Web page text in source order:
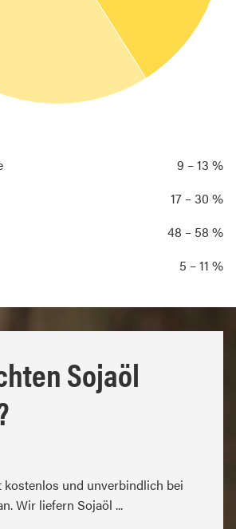
9 – 13 %
17 – 30 %
48 – 58 %
5 – 11 %
Sojaöl
kostenlos und unverbindlich bei
Wir liefern Sojaöl ...